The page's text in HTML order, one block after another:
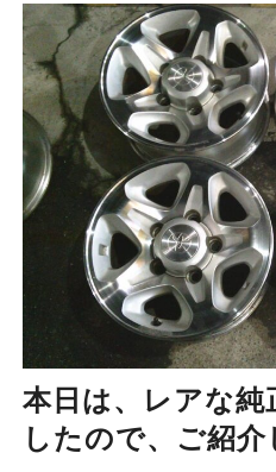
本日は、レアな
したので、ご紹介